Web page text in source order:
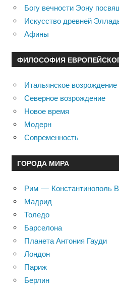
Богу вечности Эону
Искусство древней
Афины
ФИЛОСОФИЯ
Итальянское возрождение
Северное возрождение
Новое время
Модерн
Современность
ГОРОДА МИРА
Рим — Константинополь
Мадрид
Толедо
Барселона
Планета Антония Гауди
Лондон
Париж
Берлин